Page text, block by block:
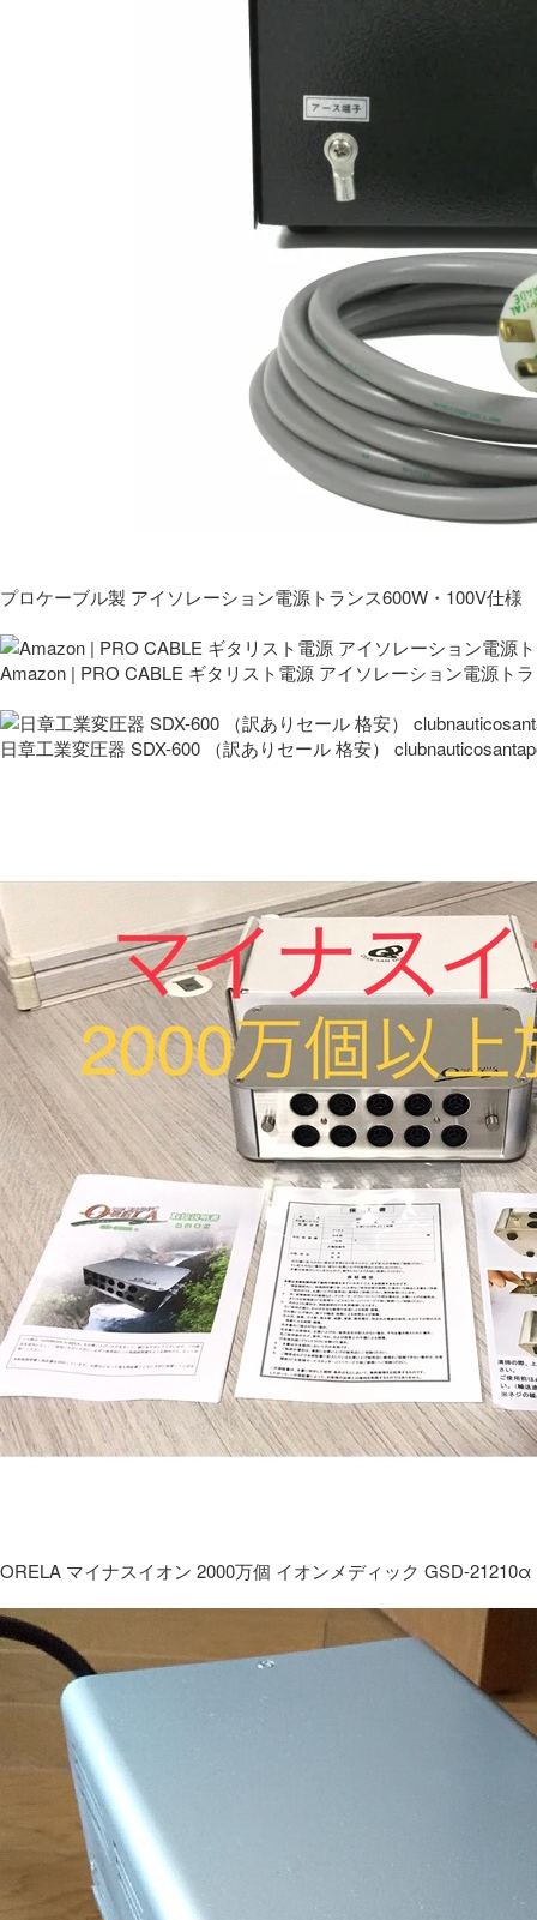
プロケーブル製 アイソレーション電源トランス600W・100V仕様
Amazon | PRO CABLE ギタリスト電源 アイソレーション電源ト
日章工業変圧器 SDX-600 （訳ありセール 格安）
ORELA マイナスイオン 2000万個 イオンメディック GSD-21210α